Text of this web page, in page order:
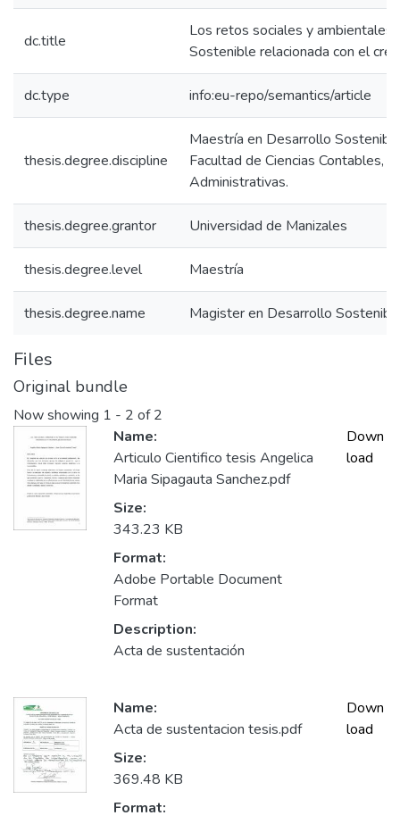
dc.title
Los retos sociales y ambientales
Sostenible relacionada con el
dc.type info:eu-repo/semantics/article
thesis.degree.discipline
Maestría en Desarrollo
Facultad de Ciencias Contables,
Administrativas.
thesis.degree.grantor Universidad de Manizales
thesis.degree.level Maestría
thesis.degree.name Magister en Desarrollo
Files
Original bundle
Now showing 1 - 2 of 2
Name:
Articulo Cientifico tesis Angelica
Maria Sipagauta Sanchez.pdf
Size:
343.23 KB
Format:
Adobe Portable Document
Format
Description:
Acta de sustentación
Down
load
Name:
Acta de sustentacion tesis.pdf
Size:
369.48 KB
Format:
Down
load